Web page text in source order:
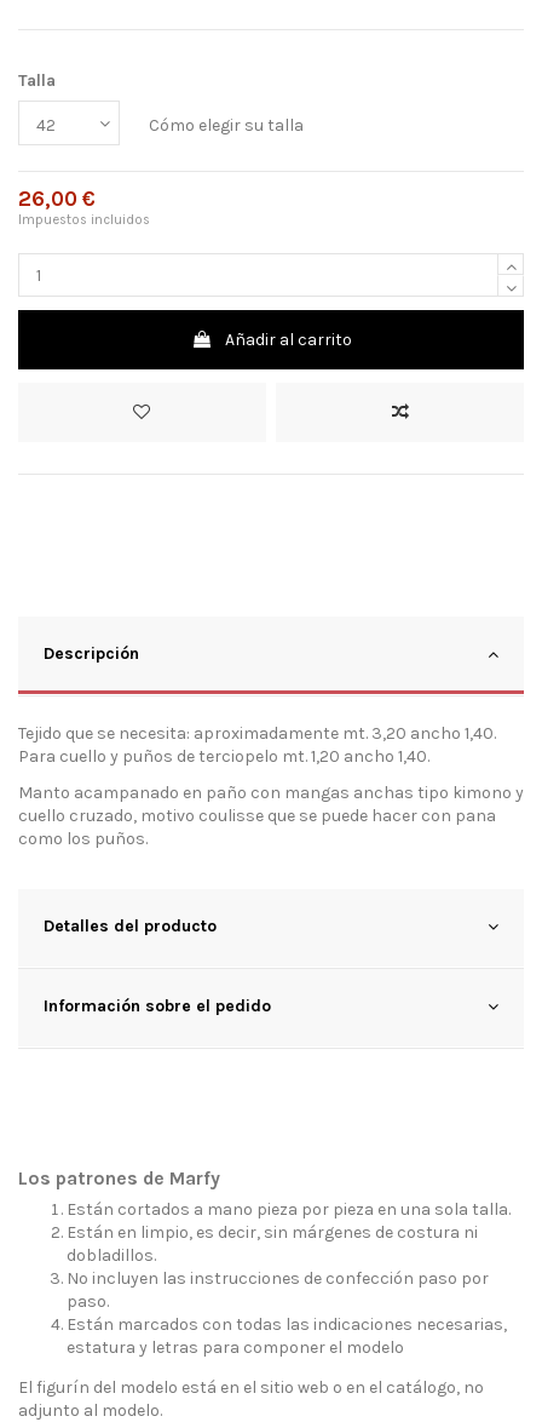
Talla
Cómo elegir su talla
26,00 €
Impuestos incluidos
Añadir al carrito
Descripción
Tejido que se necesita: aproximadamente mt. 3,20 ancho 1,40.
Para cuello y puños de terciopelo mt. 1,20 ancho 1,40.
Manto acampanado en paño con mangas anchas tipo kimono y
cuello cruzado, motivo coulisse que se puede hacer con pana
como los puños.
Detalles del producto
Información sobre el pedido
Los patrones de Marfy
Están cortados a mano pieza por pieza en una sola talla.
Están en limpio, es decir, sin márgenes de costura ni
dobladillos.
No incluyen las instrucciones de confección paso por
paso.
Están marcados con todas las indicaciones necesarias,
estatura y letras para componer el modelo
El figurín del modelo está en el sitio web o en el catálogo, no
adjunto al modelo.